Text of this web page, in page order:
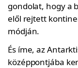
gondolat, hogy a
elől rejtett
módján.
És íme, az
középpontjába